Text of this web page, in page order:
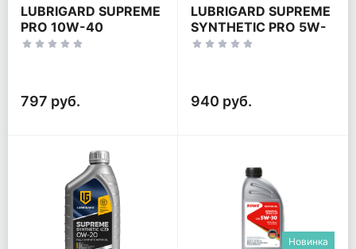
LUBRIGARD SUPREME
PRO 10W-40
797 руб.
LUBRIGARD SUPREME
SYNTHETIC PRO 5W-
20
940 руб.
Новинка